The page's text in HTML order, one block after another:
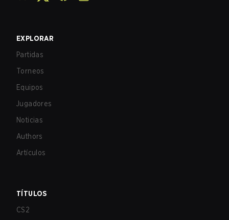
EXPLORAR
Partidas
Torneos
Equipos
Jugadores
Noticias
Authors
Artículos
TÍTULOS
CS2